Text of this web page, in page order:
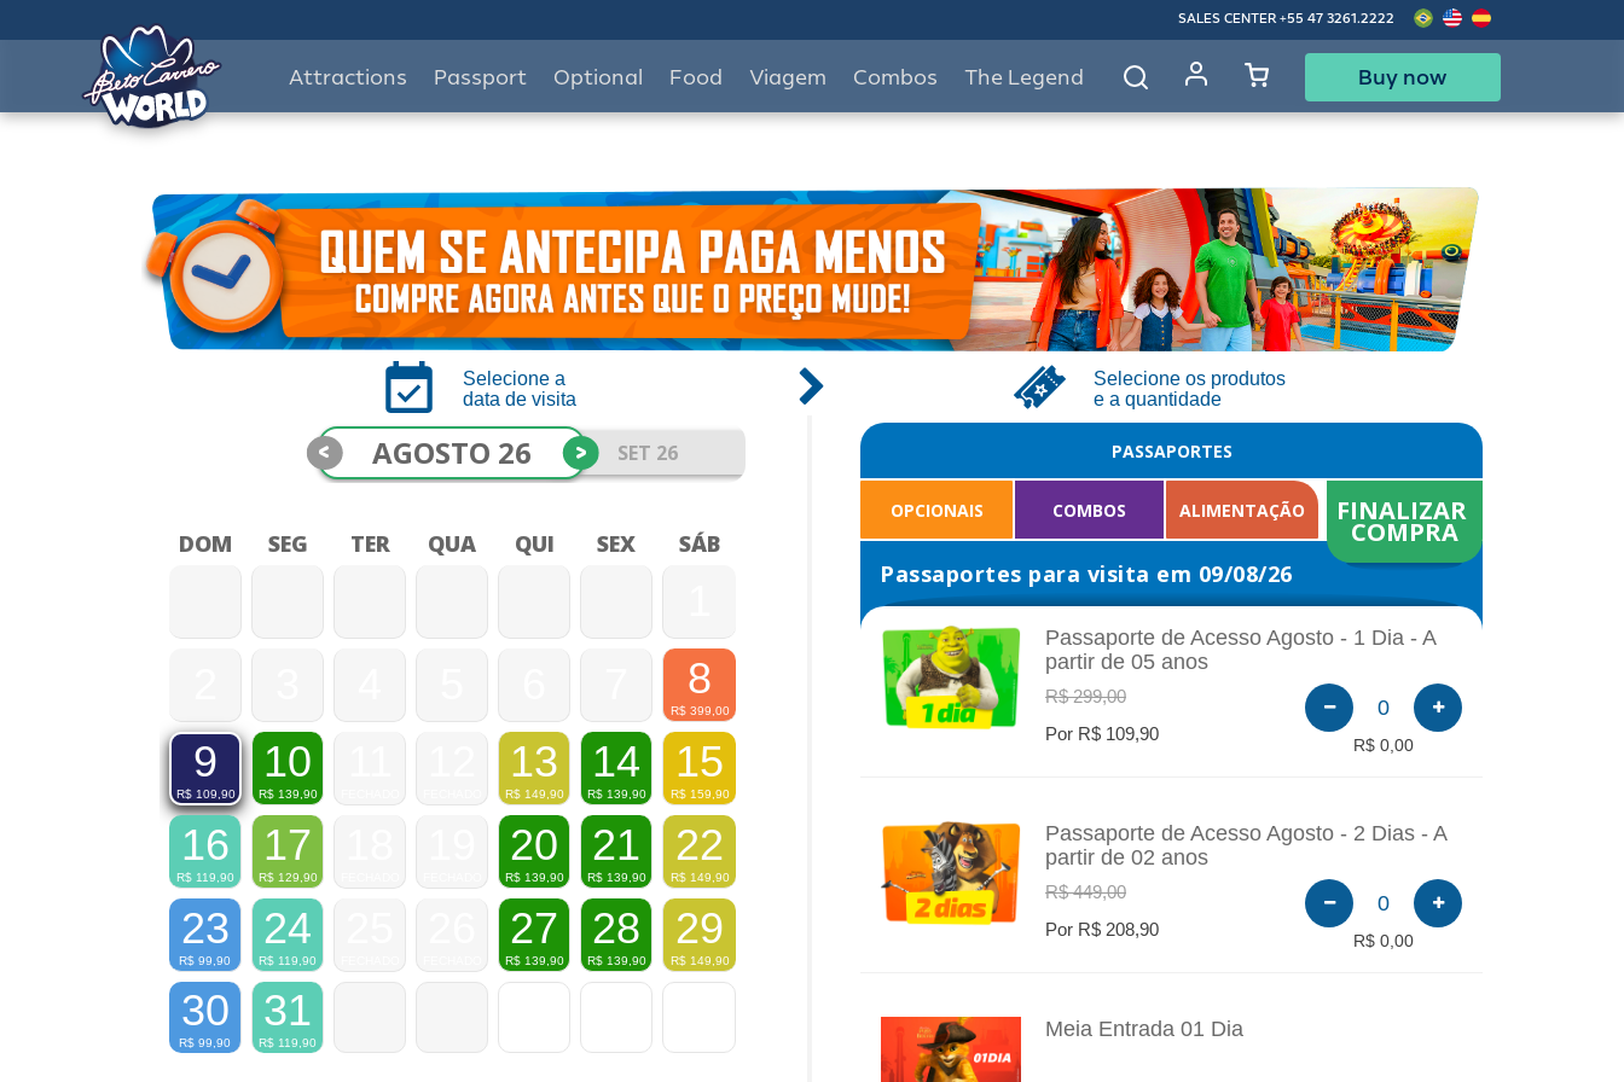
SALES CENTER +55 47 3261.2222
Attractions Passport Optional Food Viagem Combos The Legend Buy now
Selecione a
data de visita
Selecione os produtos
e a quantidade
AGOSTO 26 SET 26
< >
DOM SEG TER QUA QUI SEX SÁB
8
R$ 399,00
9
R$ 109,90
10
R$ 139,90
13
R$ 149,90
14
R$ 139,90
15
R$ 159,90
16
R$ 119,90
17
R$ 129,90
20
R$ 139,90
21
R$ 139,90
22
R$ 149,90
23
R$ 99,90
24
R$ 119,90
27
R$ 139,90
28
R$ 139,90
29
R$ 149,90
30
R$ 99,90
31
R$ 119,90
PASSAPORTES
OPCIONAIS COMBOS ALIMENTAÇÃO FINALIZAR
COMPRA
Passaportes para visita em 09/08/26
INFO
Passaporte de Acesso Agosto - 1 Dia - A
partir de 05 anos
R$ 299,00
Por R$ 109,90
0
R$ 0,00
INFO
Passaporte de Acesso Agosto - 2 Dias - A
partir de 02 anos
R$ 449,00
Por R$ 208,90
0
R$ 0,00
INFO
Meia Entrada 01 Dia